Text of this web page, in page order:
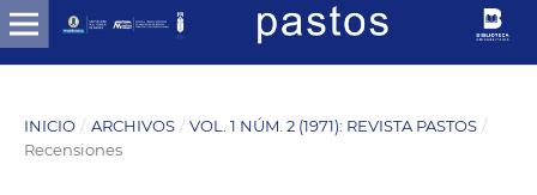
INICIO / ARCHIVOS / VOL. 1 NÚM. 2 (1971): REVISTA PASTOS /
Recensiones